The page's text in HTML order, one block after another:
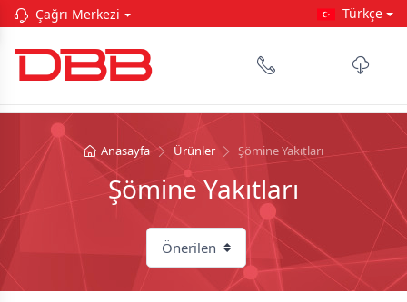
Çağrı Merkezi Türkçe
Anasayfa Ürünler Şömine Yakıtları
Şömine Yakıtları